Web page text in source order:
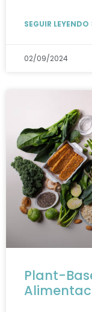
SEGUIR LEYENDO
02/09/2024
Plant-